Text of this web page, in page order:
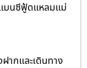
มนซีฟู้ดแหลมแม่
ากและเดินทาง